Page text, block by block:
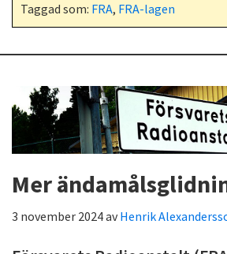
Taggad som: FRA, FRA-lagen
Mer
3 november 2024avHenrik